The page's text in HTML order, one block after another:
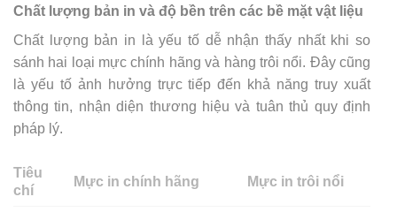
Chất lượng bản in và độ bền trên các bề mặt vật liệu
Chất lượng bản in là yếu tố dễ nhận thấy nhất khi so
sánh hai loại mực chính hãng và hàng trôi nổi. Đây cũng
là yếu tố ảnh hưởng trực tiếp đến khả năng truy xuất
thông tin, nhận diện thương hiệu và tuân thủ quy định
pháp lý.
Tiêu
chí
Mực in chính hãng Mực in trôi nổi